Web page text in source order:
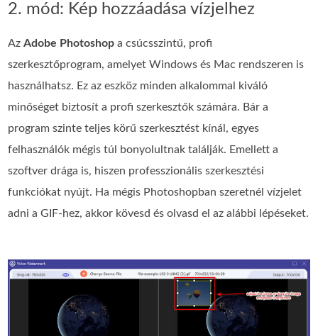
2. mód: Kép hozzáadása vízjelhez
AzAdobe Photoshop a csúcsszintű, profi
szerkesztőprogram, amelyet Windows és Mac rendszeren is
használhatsz. Ez az eszköz minden alkalommal kiváló
minőséget biztosít a profi szerkesztők számára. Bár a
program szinte teljes körű szerkesztést kínál, egyes
felhasználók mégis túl bonyolultnak találják. Emellett a
szoftver drága is, hiszen professzionális szerkesztési
funkciókat nyújt. Ha mégis Photoshopban szeretnél vízjelet
adni a GIF-hez, akkor kövesd és olvasd el az alábbi lépéseket.